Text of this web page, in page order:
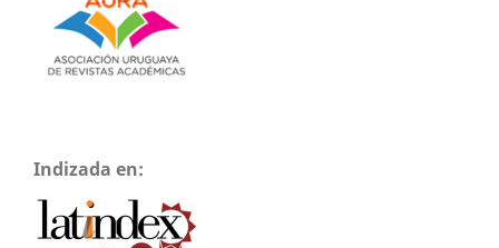
Indizada en: